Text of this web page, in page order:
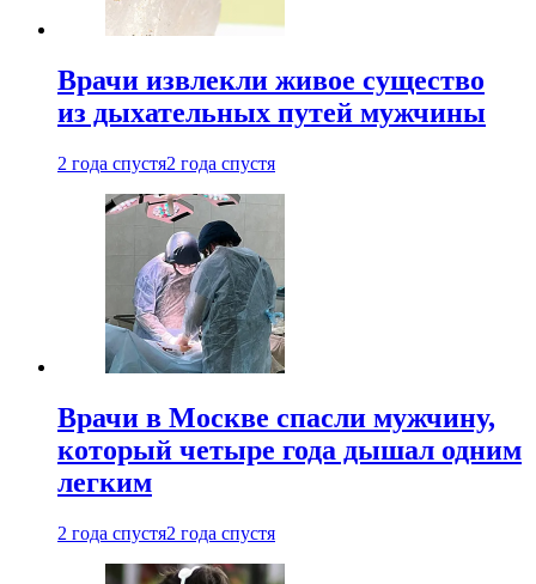
Врачи извлекли живое существо
из дыхательных путей мужчины
2 года спустя2 года спустя
Врачи в Москве спасли мужчину,
который четыре года дышал одним
легким
2 года спустя2 года спустя